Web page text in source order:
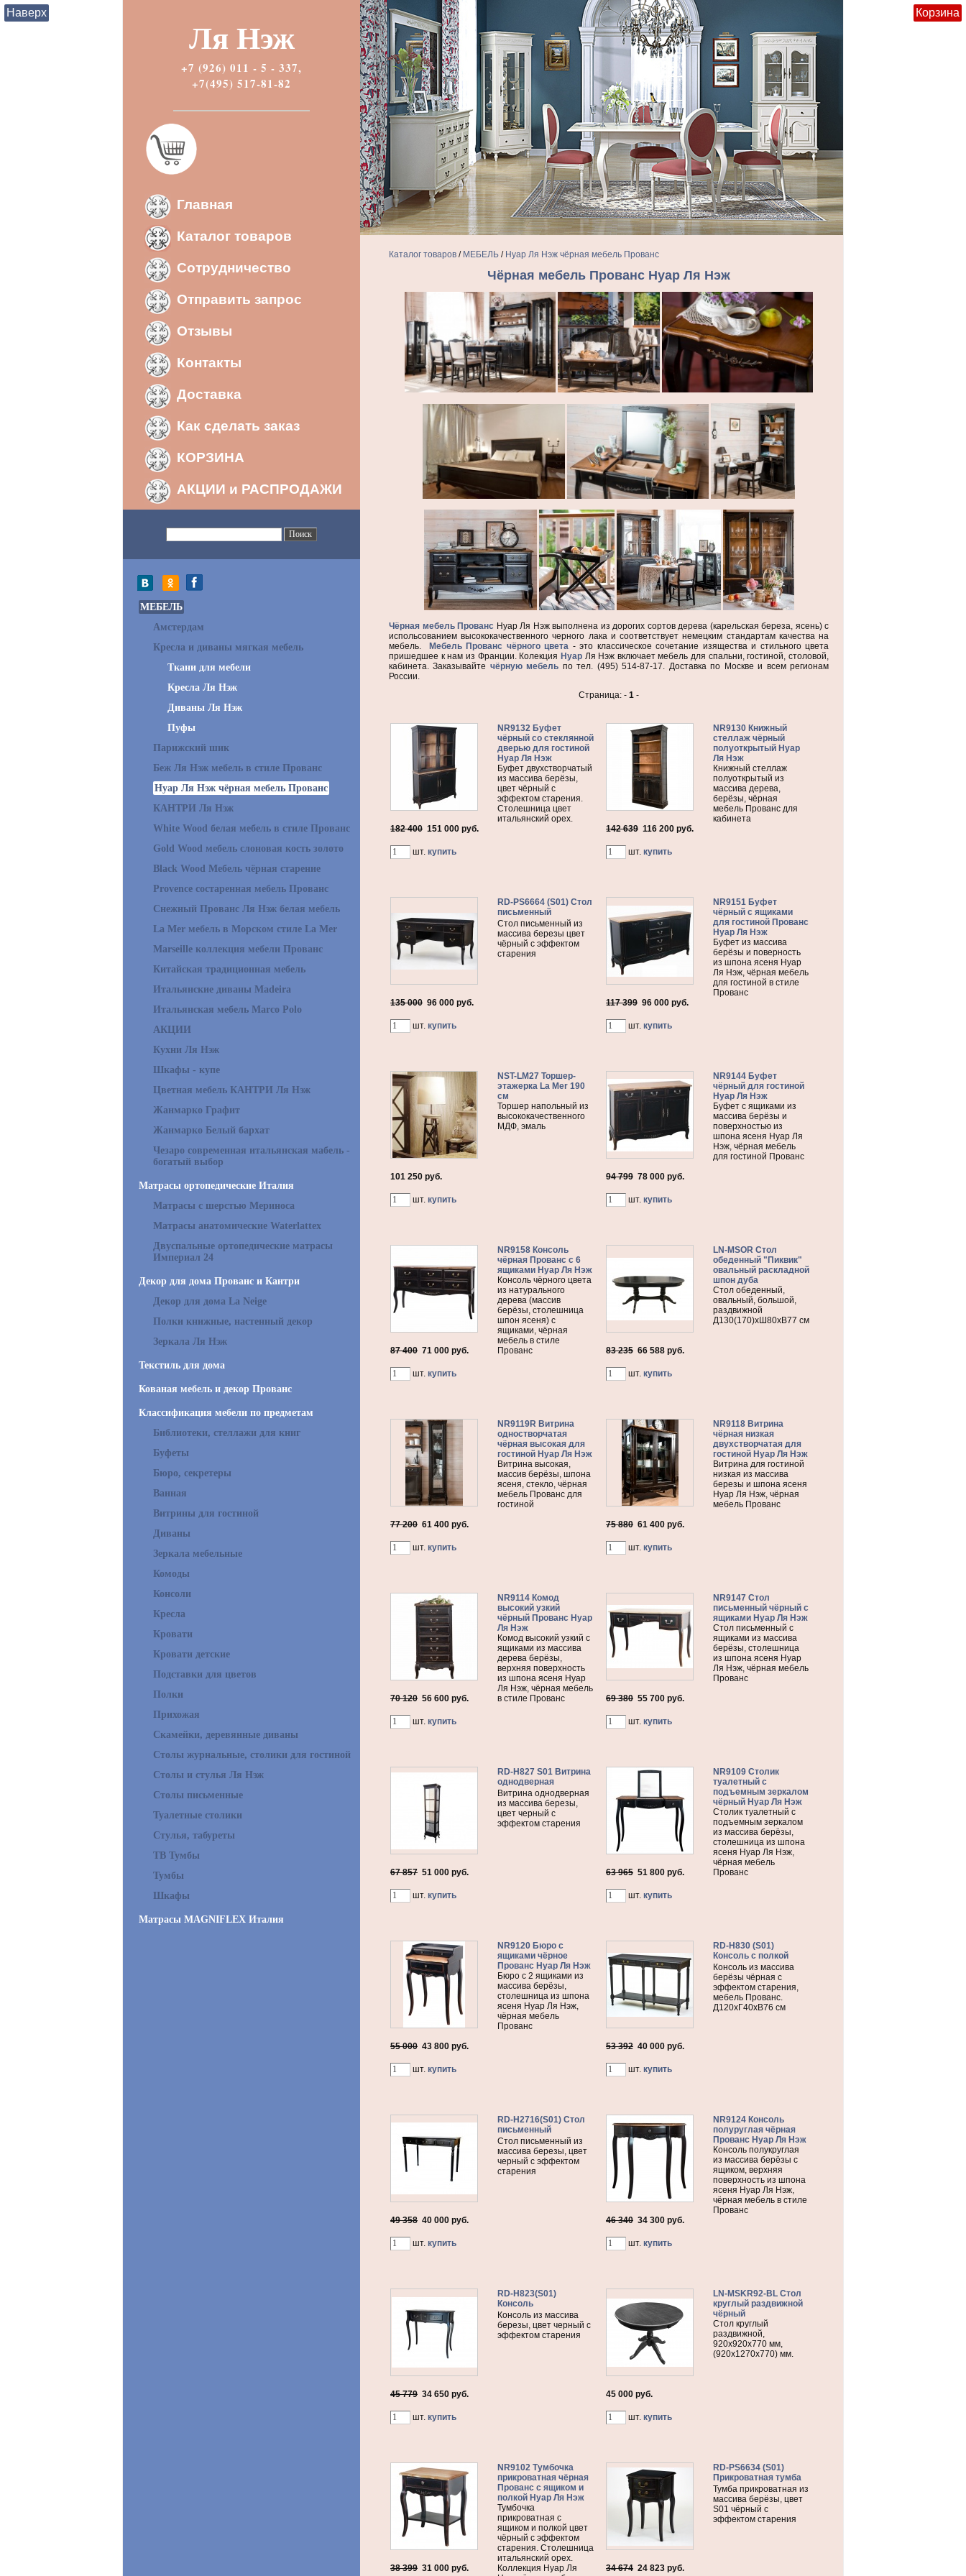
Ля Нэж
+7 (926) 011 - 5 - 337,
+7(495) 517-81-82
Главная
Каталог товаров
Сотрудничество
Отправить запрос
Отзывы
Контакты
Доставка
Как сделать заказ
КОРЗИНА
АКЦИИ и РАСПРОДАЖИ
МЕБЕЛЬ
Амстердам
Кресла и диваны мягкая мебель
Ткани для мебели
Кресла Ля Нэж
Диваны Ля Нэж
Пуфы
Парижский шик
Беж Ля Нэж мебель в стиле Прованс
Нуар Ля Нэж чёрная мебель Прованс
КАНТРИ Ля Нэж
White Wood белая мебель в стиле Прованс
Gold Wood мебель слоновая кость золото
Black Wood Мебель чёрная старение
Provence состаренная мебель Прованс
Снежный Прованс Ля Нэж белая мебель
La Mer мебель в Морском стиле La Mer
Marseille коллекция мебели Прованс
Китайская традиционная мебель
Итальянские диваны Madeira
Итальянская мебель Marco Polo
АКЦИИ
Кухни Ля Нэж
Шкафы - купе
Цветная мебель КАНТРИ Ля Нэж
Жанмарко Графит
Жанмарко Белый бархат
Чезаро современная итальянская мабель -
богатый выбор
Матрасы ортопедические Италия
Матрасы с шерстью Мериноса
Матрасы анатомические Waterlattex
Двуспальные ортопедические матрасы
Империал 24
Декор для дома Прованс и Кантри
Декор для дома La Neige
Полки книжные, настенный декор
Зеркала Ля Нэж
Текстиль для дома
Кованая мебель и декор Прованс
Классификация мебели по предметам
Библиотеки, стеллажи для книг
Буфеты
Бюро, секретеры
Ванная
Витрины для гостиной
Диваны
Зеркала мебельные
Комоды
Консоли
Кресла
Кровати
Кровати детские
Подставки для цветов
Полки
Прихожая
Скамейки, деревянные диваны
Столы журнальные, столики для гостиной
Столы и стулья Ля Нэж
Столы письменные
Туалетные столики
Стулья, табуреты
ТВ Тумбы
Тумбы
Шкафы
Матрасы MAGNIFLEX Италия
Каталог товаров / МЕБЕЛЬ / Нуар Ля Нэж чёрная мебель Прованс
Корзина
Чёрная мебель Прованс Нуар Ля Нэж
Чёрная мебель Прованс Нуар Ля Нэж выполнена из дорогих сортов дерева (карельская береза, ясень) с
испольсованием высококачественного черного лака и соответствует немецким стандартам качества на
мебель.
Мебель Прованс чёрного цвета - это классическое сочетание изящества и стильного цвета
пришедшее к нам из Франции. Колекция НуарЛя Нэж включает мебель для спальни, гостиной, столовой,
кабинета. Заказывайте чёрную мебель по тел. (495) 514-87-17. Доставка по Москве и всем регионам
России.
Страница: - 1 -
182 400 151 000 руб.
шт. купить
NR9132 Буфет
чёрный со стеклянной
дверью для гостиной
Нуар Ля Нэж
Буфет двухстворчатый
из массива берёзы,
цвет чёрный с
эффектом старения.
Столешница цвет
итальянский орех.
142 639 116 200 руб.
шт. купить
NR9130 Книжный
стеллаж чёрный
полуоткрытый Нуар
Ля Нэж
Книжный стеллаж
полуоткрытый из
массива дерева,
берёзы, чёрная
мебель Прованс для
кабинета
135 000 96 000 руб.
шт. купить
RD-PS6664 (S01) Стол
письменный
Стол письменный из
массива березы цвет
чёрный с эффектом
старения
117 399 96 000 руб.
шт. купить
NR9151 Буфет
чёрный с ящиками
для гостиной Прованс
Нуар Ля Нэж
Буфет из массива
берёзы и поверность
из шпона ясеня Нуар
Ля Нэж, чёрная мебель
для гостиной в стиле
Прованс
101 250 руб.
шт. купить
NST-LM27 Торшер-
этажерка La Mer 190
см
Торшер напольный из
высококачественного
МДФ, эмаль
94 799 78 000 руб.
шт. купить
NR9144 Буфет
чёрный для гостиной
Нуар Ля Нэж
Буфет с ящиками из
массива берёзы и
поверхностью из
шпона ясеня Нуар Ля
Нэж, чёрная мебель
для гостиной Прованс
87 400 71 000 руб.
шт. купить
NR9158 Консоль
чёрная Прованс с 6
ящиками Нуар Ля Нэж
Консоль чёрного цвета
из натурального
дерева (массив
берёзы, столешница
шпон ясеня) с
ящиками, чёрная
мебель в стиле
Прованс
83 235 66 588 руб.
шт. купить
LN-MSOR Стол
обеденный "Пиквик"
овальный раскладной
шпон дуба
Стол обеденный,
овальный, большой,
раздвижной
Д130(170)хШ80хВ77 см
77 200 61 400 руб.
шт. купить
NR9119R Витрина
одностворчатая
чёрная высокая для
гостиной Нуар Ля Нэж
Витрина высокая,
массив берёзы, шпона
ясеня, стекло, чёрная
мебель Прованс для
гостиной
75 880 61 400 руб.
шт. купить
NR9118 Витрина
чёрная низкая
двухстворчатая для
гостиной Нуар Ля Нэж
Витрина для гостиной
низкая из массива
березы и шпона ясеня
Нуар Ля Нэж, чёрная
мебель Прованс
70 120 56 600 руб.
шт. купить
NR9114 Комод
высокий узкий
чёрный Прованс Нуар
Ля Нэж
Комод высокий узкий с
ящиками из массива
дерева берёзы,
верхняя поверхность
из шпона ясеня Нуар
Ля Нэж, чёрная мебель
в стиле Прованс
69 380 55 700 руб.
шт. купить
NR9147 Стол
письменный чёрный с
ящиками Нуар Ля Нэж
Стол письменный с
ящиками из массива
берёзы, столешница
из шпона ясеня Нуар
Ля Нэж, чёрная мебель
Прованс
67 857 51 000 руб.
шт. купить
RD-H827 S01 Витрина
однодверная
Витрина однодверная
из массива березы,
цвет черный с
эффектом старения
63 965 51 800 руб.
шт. купить
NR9109 Столик
туалетный с
подъемным зеркалом
чёрный Нуар Ля Нэж
Столик туалетный с
подъемным зеркалом
из массива берёзы,
столешница из шпона
ясеня Нуар Ля Нэж,
чёрная мебель
Прованс
55 000 43 800 руб.
шт. купить
NR9120 Бюро с
ящиками чёрное
Прованс Нуар Ля Нэж
Бюро с 2 ящиками из
массива берёзы,
столешница из шпона
ясеня Нуар Ля Нэж,
чёрная мебель
Прованс
53 392 40 000 руб.
шт. купить
RD-H830 (S01)
Консоль с полкой
Консоль из массива
берёзы чёрная с
эффектом старения,
мебель Прованс.
Д120xГ40xВ76 см
49 358 40 000 руб.
шт. купить
RD-H2716(S01) Стол
письменный
Стол письменный из
массива березы, цвет
черный с эффектом
старения
46 340 34 300 руб.
шт. купить
NR9124 Консоль
полуруглая чёрная
Прованс Нуар Ля Нэж
Консоль полукруглая
из массива берёзы с
ящиком, верхняя
поверхность из шпона
ясеня Нуар Ля Нэж,
чёрная мебель в стиле
Прованс
45 779 34 650 руб.
шт. купить
RD-H823(S01)
Консоль
Консоль из массива
березы, цвет черный с
эффектом старения
45 000 руб.
шт. купить
LN-MSKR92-BL Стол
круглый раздвижной
чёрный
Стол круглый
раздвижной,
920х920х770 мм,
(920х1270х770) мм.
38 399 31 000 руб.
NR9102 Тумбочка
прикроватная чёрная
Прованс с ящиком и
полкой Нуар Ля Нэж
Тумбочка
прикроватная с
ящиком и полкой цвет
чёрный с эффектом
старения. Столешница
итальянский орех.
Коллекция Нуар Ля
34 674 24 823 руб.
RD-PS6634 (S01)
Прикроватная тумба
Тумба прикроватная из
массива берёзы, цвет
S01 чёрный с
эффектом старения
Наверх